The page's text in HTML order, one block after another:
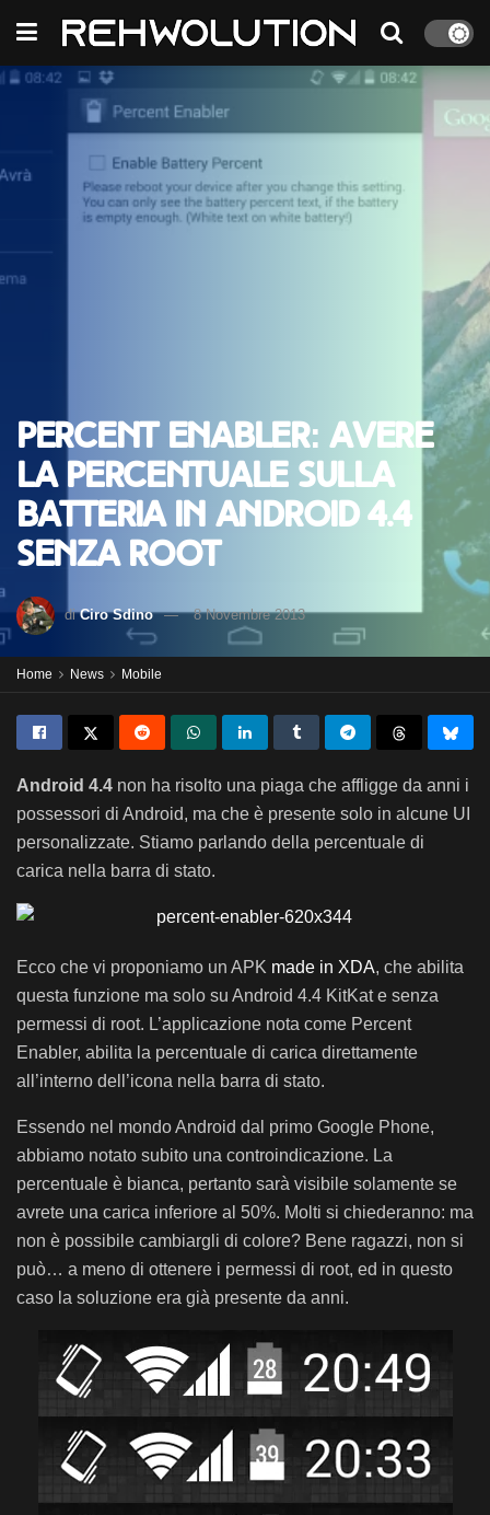
Percent Enabler: avere
la percentuale sulla
batteria in Android 4.4
senza root
di Ciro Sdino 8 Novembre 2013
Home News Mobile
Android 4.4 non ha risolto una piaga che affligge da anni i
possessori di Android, ma che è presente solo in alcune UI
personalizzate. Stiamo parlando della percentuale di
carica nella barra di stato.
Ecco che vi proponiamo un APK made in XDA, che abilita
questa funzione ma solo su Android 4.4 KitKat e senza
permessi di root. L’applicazione nota come Percent
Enabler, abilita la percentuale di carica direttamente
all’interno dell’icona nella barra di stato.
Essendo nel mondo Android dal primo Google Phone,
abbiamo notato subito una controindicazione. La
percentuale è bianca, pertanto sarà visibile solamente se
avrete una carica inferiore al 50%. Molti si chiederanno: ma
non è possibile cambiargli di colore? Bene ragazzi, non si
può… a meno di ottenere i permessi di root, ed in questo
caso la soluzione era già presente da anni.